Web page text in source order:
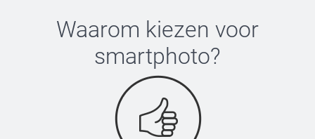
Waarom kiezen voor
smartphoto?